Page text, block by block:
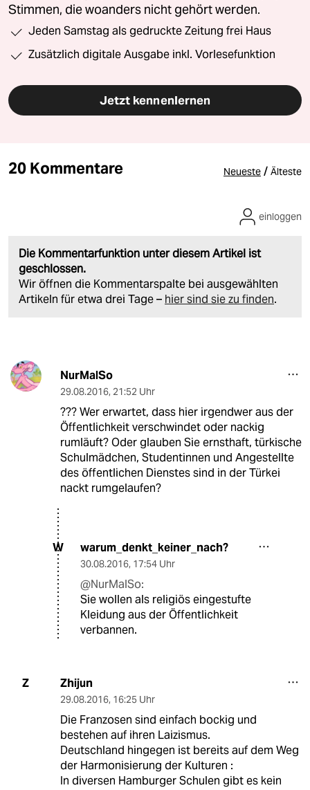
Stimmen, die woanders nicht gehört werden.
Jeden Samstag als gedruckte Zeitung frei Haus
Zusätzlich digitale Ausgabe inkl. Vorlesefunktion
Jetzt kennenlernen
20 Kommentare Neueste / Älteste
Die Kommentarfunktion unter diesem Artikel ist
geschlossen.
Wir öffnen die Kommentarspalte bei ausgewählten
Artikeln für etwa drei Tage – hier sind sie zu finden.
einloggen
NurMalSo
29.08.2016, 21:52 Uhr
??? Wer erwartet, dass hier irgendwer aus der
Öffentlichkeit verschwindet oder nackig
rumläuft? Oder glauben Sie ernsthaft, türkische
Schulmädchen, Studentinnen und Angestellte
des öffentlichen Dienstes sind in der Türkei
nackt rumgelaufen?
W warum_denkt_keiner_nach?
30.08.2016, 17:54 Uhr
@NurMalSo:
Sie wollen als religiös eingestufte
Kleidung aus der Öffentlichkeit
verbannen.
Z Zhijun
29.08.2016, 16:25 Uhr
Die Franzosen sind einfach bockig und
bestehen auf ihren Laizismus.
Deutschland hingegen ist bereits auf dem Weg
der Harmonisierung der Kulturen :
In diversen Hamburger Schulen gibt es kein